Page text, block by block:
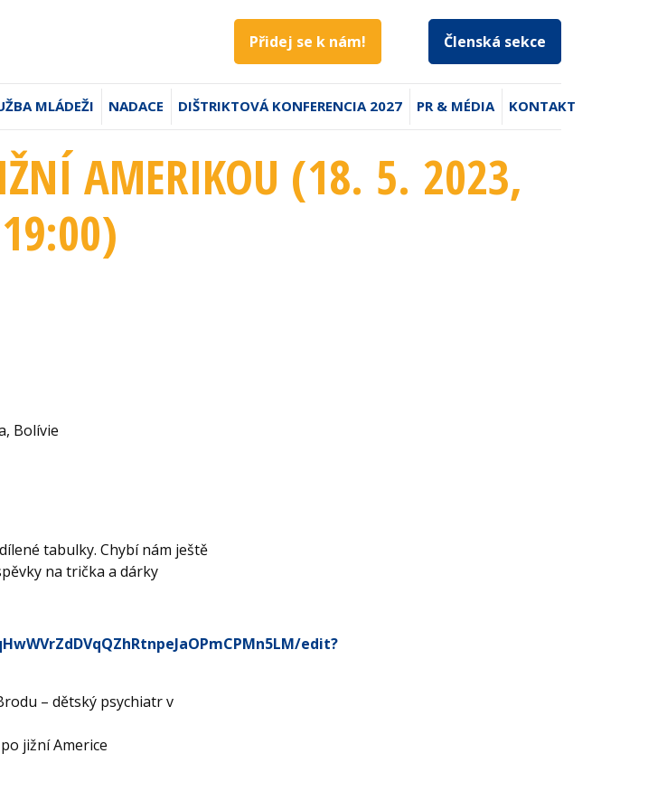
Přidej se k nám! Členská sekce
MLÁDEŽI NADACE DIŠTRIKTOVÁ KONFERENCIA 2027 PR & MÉDIA KONTAKT
AMERIKOU (18. 5. 2023,
19:00)
Bolívie
tabulky. Chybí nám ještě
na trička a dárky
edit?
– dětský psychiatr v
po jižní Americe